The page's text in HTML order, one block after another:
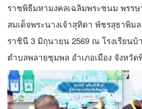
ราชพิธีมหามงคลเฉลิมพระชนม พรรษ
สมเด็จพระนางเจ้าสุทิดา พัชรสุธาพิม
ราชินี 3 มิถุนายน 2569 ณ โรงเรียน
ตำบลพลายชุมพล อำเภอเมือง จังหวั